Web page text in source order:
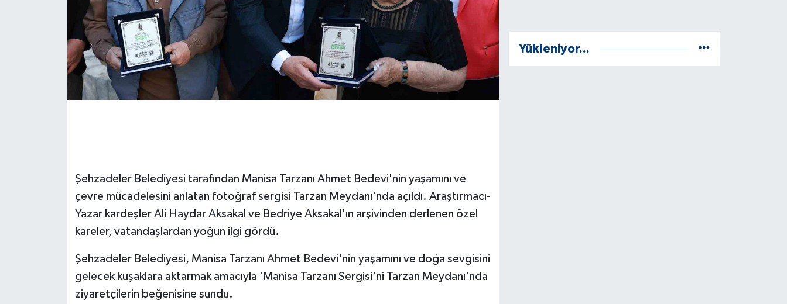
Şehzadeler Belediyesi tarafından Manisa Tarzanı Ahmet Bedevi'nin yaşamını ve
çevre mücadelesini anlatan fotoğraf sergisi Tarzan Meydanı'nda açıldı. Araştırmacı-
Yazar kardeşler Ali Haydar Aksakal ve Bedriye Aksakal'ın arşivinden derlenen özel
kareler, vatandaşlardan yoğun ilgi gördü.
Şehzadeler Belediyesi, Manisa Tarzanı Ahmet Bedevi'nin yaşamını ve doğa sevgisini
gelecek kuşaklara aktarmak amacıyla 'Manisa Tarzanı Sergisi'ni Tarzan Meydanı'nda
ziyaretçilerin beğenisine sundu.
Yükleniyor...
Flaş Haber
Gayrimenkul
HABERDE İNSAN
Jandarma